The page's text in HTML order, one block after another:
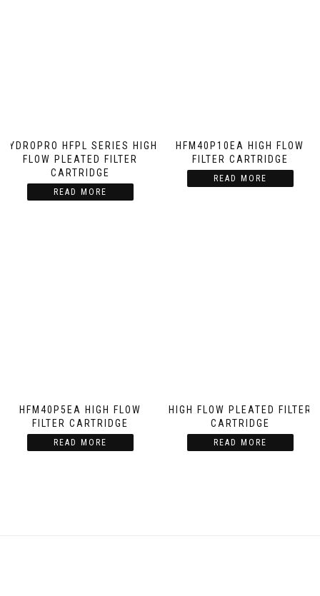
HYDROPRO HFPL SERIES HIGH
FLOW PLEATED FILTER
CARTRIDGE
READ MORE
HFM40P10EA HIGH FLOW
FILTER CARTRIDGE
READ MORE
HFM40P5EA HIGH FLOW
FILTER CARTRIDGE
READ MORE
HIGH FLOW PLEATED FILTER
CARTRIDGE
READ MORE